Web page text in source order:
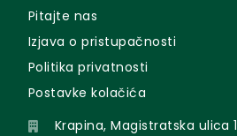
Pitajte nas
Izjava o pristupačnosti
Politika privatnosti
Postavke kolačića
Krapina, Magistratska ulica 1